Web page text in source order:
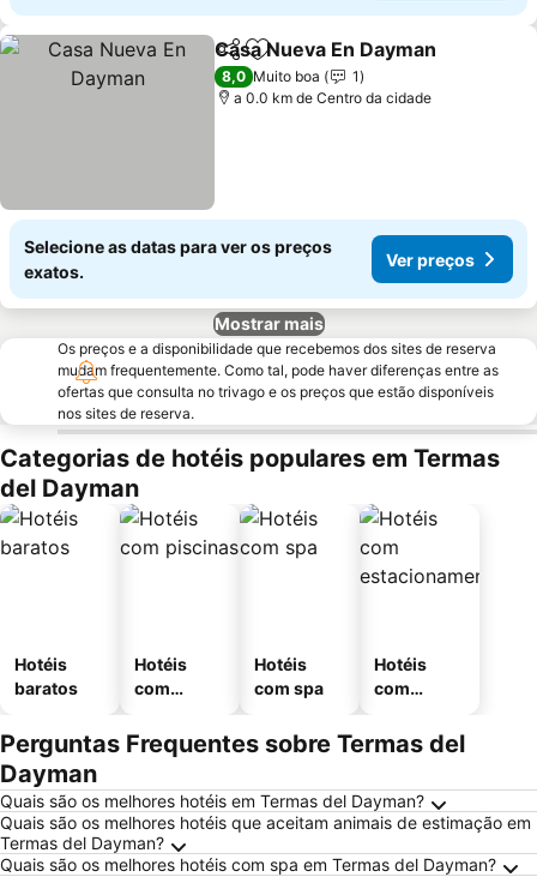
PartilharAdicionar aos favoritos
Casa Nueva En Dayman
8,0 Muito boa
1
a 0.0 km de Centro da cidade
Selecione as datas para ver os preços
exatos.
Ver preços
Mostrar mais
Os preços e a disponibilidade que recebemos dos sites de reserva
mudam frequentemente. Como tal, pode haver diferenças entre as
ofertas que consulta no trivago e os preços que estão disponíveis
nos sites de reserva.
Categorias de hotéis populares em Termas
del Dayman
Hotéis
baratos
Hotéis
com
Hotéis
com spa
Hotéis
com
mento
Perguntas Frequentes sobre Termas del
Dayman
Quais são os melhores hotéis em Termas del Dayman?
Quais são os melhores hotéis que aceitam animais de estimação em
Termas del Dayman?
Quais são os melhores hotéis com spa em Termas del Dayman?